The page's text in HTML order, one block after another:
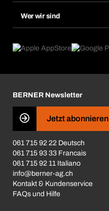
Nachbestellung
Dauerauftrag
Gefahrenstoffdatenbank
eProcurement
Produktfinder
Wer wir sind
Was uns antreibt
Business Conduct
BERNER Newsletter
Jetzt abonnieren
061 715 92 22 Deutsch
061 715 93 33 Francais
061 715 92 11 Italiano
info@berner-ag.ch
Kontakt & Kundenservice
FAQs und Hilfe